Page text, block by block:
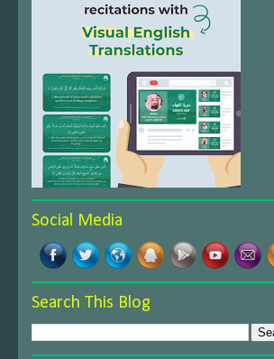
Social Media
Search This Blog